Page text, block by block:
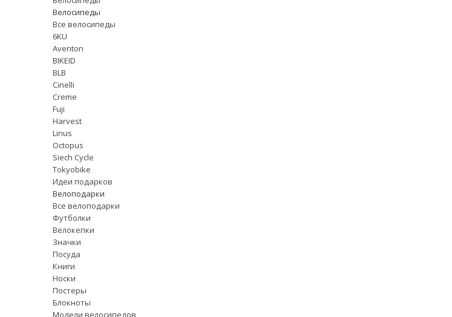
Велосипеды
Все велосипеды
6KU
Aventon
BIKEID
BLB
Cinelli
Creme
Fuji
Harvest
Linus
Octopus
Siech Cycle
Tokyobike
Идеи подарков
Велоподарки
Все велоподарки
Футболки
Велокепки
Значки
Посуда
Книги
Носки
Постеры
Блокноты
Модели велосипедов